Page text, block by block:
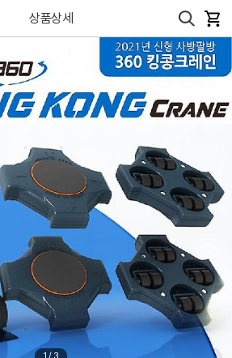
상품상세